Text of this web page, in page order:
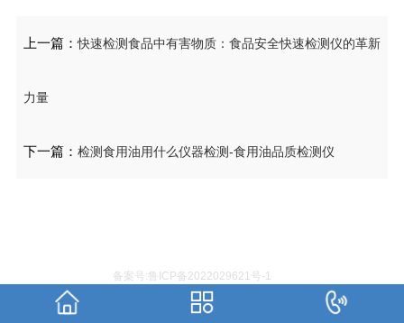
上一篇：快速检测食品中有害物质：食品安全快速检测仪的革新
力量
下一篇： 检测食用油用什么仪器检测-食用油品质检测仪
备案号:鲁ICP备2022029621号-1